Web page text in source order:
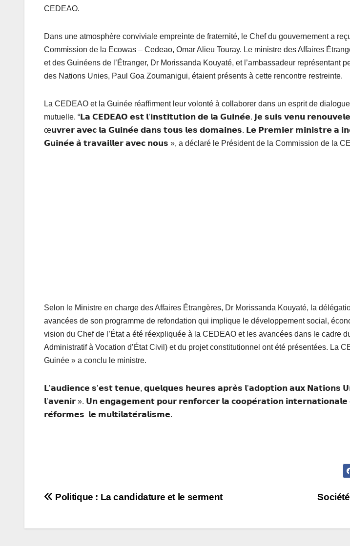
CEDEAO.
Dans une atmosphère conviviale empreinte de fraternité, le Chef du gouvernement a
Commission de la Ecowas – Cedeao, Omar Alieu Touray. Le ministre des Affaires
et des Guinéens de l’Étranger, Dr Morissanda Kouyaté, et l’ambassadeur représentant
des Nations Unies, Paul Goa Zoumanigui, étaient présents à cette rencontre restreinte.
La CEDEAO et la Guinée réaffirment leur volonté à collaborer dans un esprit de
mutuelle. “𝗟𝗮 𝗖𝗘𝗗𝗘𝗔𝗢 𝗲𝘀𝘁 𝗹’𝗶𝗻𝘀𝘁𝗶𝘁𝘂𝘁𝗶𝗼𝗻 𝗱𝗲 𝗹𝗮 𝗚𝘂𝗶𝗻𝗲́𝗲. 𝗝𝗲 𝘀𝘂𝗶𝘀 𝘃𝗲𝗻𝘂
œ𝘂𝘃𝗿𝗲𝗿 𝗮𝘃𝗲𝗰 𝗹𝗮 𝗚𝘂𝗶𝗻𝗲́𝗲 𝗱𝗮𝗻𝘀 𝘁𝗼𝘂𝘀 𝗹𝗲𝘀 𝗱𝗼𝗺𝗮𝗶𝗻𝗲𝘀. 𝗟𝗲 𝗣𝗿𝗲𝗺𝗶𝗲𝗿 𝗺𝗶𝗻𝗶𝘀𝘁𝗿𝗲 𝗮
𝗚𝘂𝗶𝗻𝗲́𝗲 𝗮̀ 𝘁𝗿𝗮𝘃𝗮𝗶𝗹𝗹𝗲𝗿 𝗮𝘃𝗲𝗰 𝗻𝗼𝘂𝘀 », a déclaré le Président de la Commission de la
Selon le Ministre en charge des Affaires Étrangères, Dr Morissanda Kouyaté, la
avancées de son programme de refondation qui implique le développement social,
vision du Chef de l’État a été réexpliquée à la CEDEAO et les avancées dans le cadre
Administratif à Vocation d’État Civil) et du projet constitutionnel ont été présentées. La
Guinée » a conclu le ministre.
𝗟’𝗮𝘂𝗱𝗶𝗲𝗻𝗰𝗲 𝘀’𝗲𝘀𝘁 𝘁𝗲𝗻𝘂𝗲, 𝗾𝘂𝗲𝗹𝗾𝘂𝗲𝘀 𝗵𝗲𝘂𝗿𝗲𝘀 𝗮𝗽𝗿𝗲̀𝘀 𝗹’𝗮𝗱𝗼𝗽𝘁𝗶𝗼𝗻 𝗮𝘂𝘅 𝗡𝗮𝘁𝗶𝗼𝗻𝘀
𝗹’𝗮𝘃𝗲𝗻𝗶𝗿 ». 𝗨𝗻 𝗲𝗻𝗴𝗮𝗴𝗲𝗺𝗲𝗻𝘁 𝗽𝗼𝘂𝗿 𝗿𝗲𝗻𝗳𝗼𝗿𝗰𝗲𝗿 𝗹𝗮 𝗰𝗼𝗼𝗽𝗲́𝗿𝗮𝘁𝗶𝗼𝗻
𝗿𝗲́𝗳𝗼𝗿𝗺𝗲𝘀 𝗹𝗲 𝗺𝘂𝗹𝘁𝗶𝗹𝗮𝘁𝗲́𝗿𝗮𝗹𝗶𝘀𝗺𝗲.
Navigation
Politique : La candidature et le serment